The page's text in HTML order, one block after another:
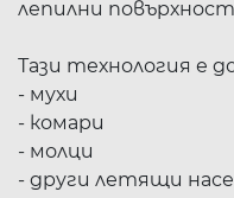
лепилни
Тази технология е
- мухи
- комари
- молци
- други летящи